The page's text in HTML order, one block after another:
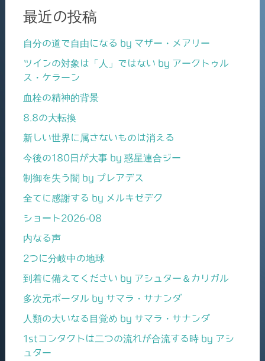
最近の投稿
自分の道で自由になる by マザー・メアリー
ツインの対象は「人」ではない by アークトゥル
ス・ケラーン
血栓の精神的背景
8.8の大転換
新しい世界に属さないものは消える
今後の180日が大事 by 惑星連合ジー
制御を失う闇 by プレアデス
全てに感謝する by メルキゼデク
ショート2026-08
内なる声
2つに分岐中の地球
到着に備えてください by アシュター＆カリガル
多次元ポータル by サマラ・サナンダ
人類の大いなる目覚め by サマラ・サナンダ
1stコンタクトは二つの流れが合流する時 by アシ
ュター